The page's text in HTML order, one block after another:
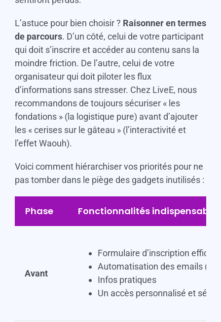
L’astuce pour bien choisir ? Raisonner en termes
de parcours. D’un côté, celui de votre participant
qui doit s’inscrire et accéder au contenu sans la
moindre friction. De l’autre, celui de votre
organisateur qui doit piloter les flux
d’informations sans stresser. Chez LiveE, nous
recommandons de toujours sécuriser « les
fondations » (la logistique pure) avant d’ajouter
les « cerises sur le gâteau » (l’interactivité et
l’effet Waouh).
Voici comment hiérarchiser vos priorités pour ne
pas tomber dans le piège des gadgets inutilisés :
Phase Fonctionnalités indispensables
Avant
Formulaire d’inscription
Automatisation des emails
Infos pratiques
Un accès personnalisé et